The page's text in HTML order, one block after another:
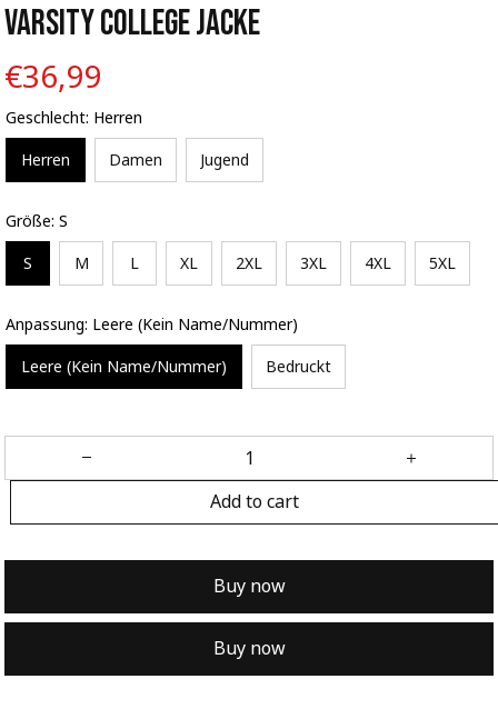
Varsity College Jacke
€36,99
Geschlecht: Herren
Herren Damen Jugend
Größe: S
S M L XL 2XL 3XL 4XL 5XL
Anpassung: Leere (Kein Name/Nummer)
Leere (Kein Name/Nummer) Bedruckt
Add to cart
Buy now
Buy now